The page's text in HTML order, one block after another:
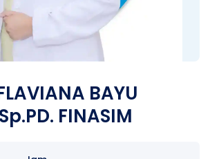
BAYU
FINASIM